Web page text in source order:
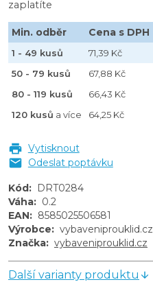
zaplatíte
Min. odběr Cena s DPH
1 - 49 kusů
71,39 Kč
50 - 79 kusů
67,88 Kč
80 - 119 kusů
66,43 Kč
120 kusů a více 64,25 Kč
Vytisknout
Odeslat poptávku
Kód: DRT0284
Váha: 0.2
EAN: 8585025506581
Výrobce: vybaveniprouklid.cz
Značka: vybaveniprouklid.cz
Další varianty produktu